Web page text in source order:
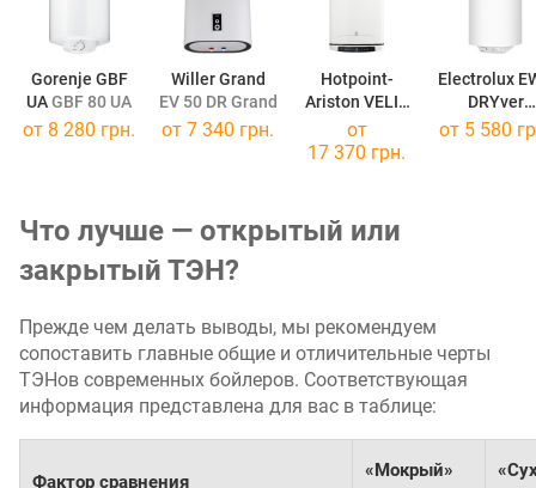
Gorenje GBF
UAGBF 80 UA
Willer Grand
EV 50 DR Grand
Hotpoint-
Ariston VELIS
PRO DRY WI-FI
VLS 80
Electrolux
DRYver
50 DRYver
от 8 280 грн. от 7 340 грн.
от
17 370 грн.
от 5 580
Что лучше — открытый или
закрытый ТЭН?
Прежде чем делать выводы, мы рекомендуем
сопоставить главные общие и отличительные черты
ТЭНов современных бойлеров. Соответствующая
информация представлена для вас в таблице:
Фактор сравнения
«Мокрый»